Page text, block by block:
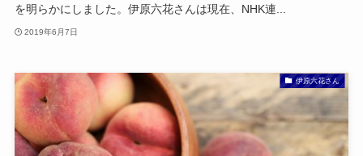
を明らかにしました。伊原六花さんは現在、NHK連...
2019年6月7日
伊原六花さん